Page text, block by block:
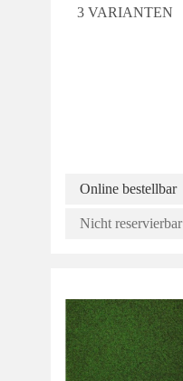
3 VARIANTEN
Online bestellbar
Nicht reservierbar